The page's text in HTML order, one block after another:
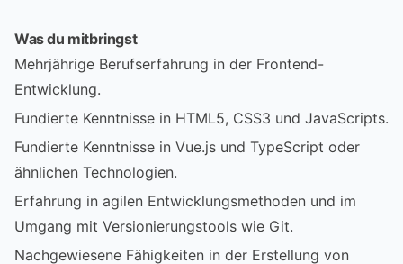
Was du mitbringst
Mehrjährige Berufserfahrung in der Frontend-
Entwicklung.
Fundierte Kenntnisse in HTML5, CSS3 und JavaScripts.
Fundierte Kenntnisse in Vue.js und TypeScript oder
ähnlichen Technologien.
Erfahrung in agilen Entwicklungsmethoden und im
Umgang mit Versionierungstools wie Git.
Nachgewiesene Fähigkeiten in der Erstellung von